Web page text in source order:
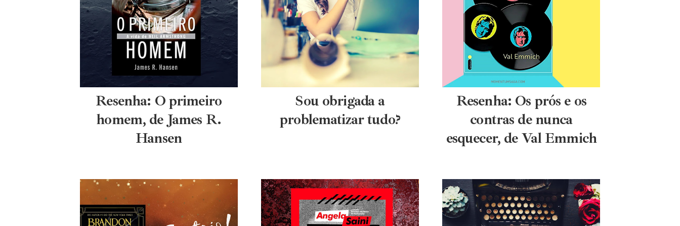
Resenha: O primeiro
homem, de James R.
Hansen
Sou obrigada a
problematizar tudo?
Resenha: Os prós e os
contras de nunca
esquecer, de Val Emmich